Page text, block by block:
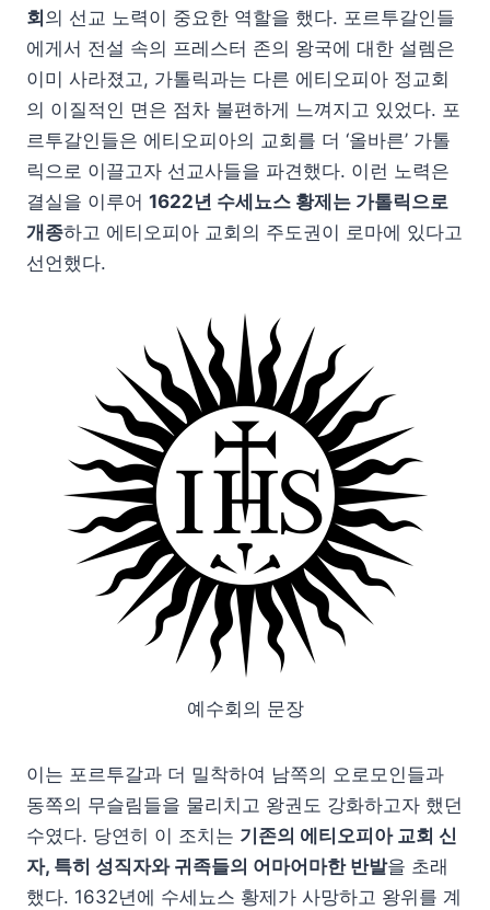
회 의 선교 노력이 중요한 역할을 했다. 포르투갈인들
에게서 전설 속의 프레스터 존의 왕국에 대한 설렘은
이미 사라졌고, 가톨릭과는 다른 에티오피아 정교회
의 이질적인 면은 점차 불편하게 느껴지고 있었다. 포
르투갈인들은 에티오피아의 교회를 더 ‘올바른’ 가톨
릭으로 이끌고자 선교사들을 파견했다. 이런 노력은
결실을 이루어 1622년 수세뇨스 황제는 가톨릭으로
개종하고 에티오피아 교회의 주도권이 로마에 있다고
선언했다.
예수회의 문장
이는 포르투갈과 더 밀착하여 남쪽의 오로모인들과
동쪽의 무슬림들을 물리치고 왕권도 강화하고자 했던
수였다. 당연히 이 조치는 기존의 에티오피아 교회 신
자, 특히 성직자와 귀족들의 어마어마한 반발을 초래
했다. 1632년에 수세뇨스 황제가 사망하고 왕위를 계